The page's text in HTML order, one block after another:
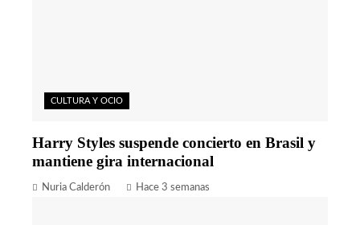
CULTURA Y OCIO
Harry Styles suspende concierto en Brasil y
mantiene gira internacional
Nuria Calderón Hace 3 semanas